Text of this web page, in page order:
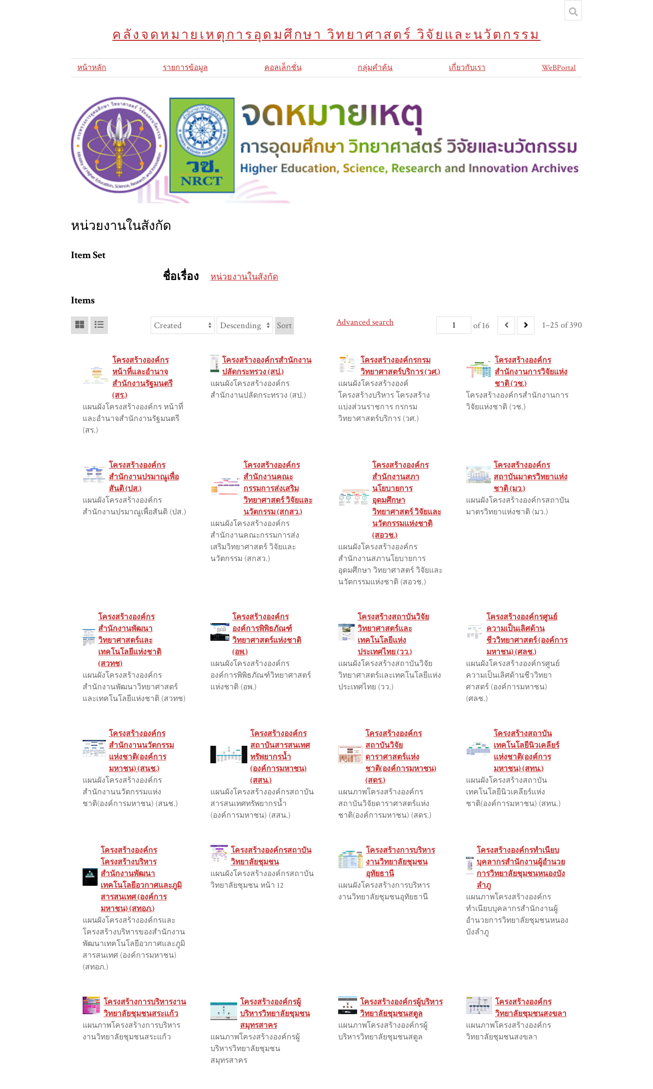
คลังจดหมายเหตุการอุดมศึกษา วิทยาศาสตร์ วิจัยและนวัตกรรม
หน้าหลัก รายการข้อมูล คอลเล็กชั่น กลุ่มคำค้น เกี่ยวกับเรา WeBPortal
หน่วยงานในสังกัด
Item Set
ชื่อเรื่อง หน่วยงานในสังกัด
Items
of 16 1–25 of 390
Advanced search
Sort
โครงสร้างองค์กร
หน้าที่และอำนาจ
สำนักงานรัฐมนตรี
(สร.)
แผนผังโครงสร้างองค์กร หน้าที่
และอำนาจสำนักงานรัฐมนตรี
(สร.)
โครงสร้างองค์กรสำนักงาน
ปลัดกระทรวง (สป.)
แผนผังโครงสร้างองค์กร
สำนักงานปลัดกระทรวง (สป.)
โครงสร้างองค์กรกรม
วิทยาศาสตร์บริการ (วศ.)
แผนผังโครงสร้างองค์
โครงสร้างบริหาร โครงสร้าง
แบ่งส่วนราชการ กรกรม
วิทยาศาสตร์บริการ (วศ.)
โครงสร้างองค์กร
สำนักงานการวิจัยแห่ง
ชาติ (วช.)
โครงสร้างองค์กรสำนักงานการ
วิจัยแห่งชาติ (วช.)
โครงสร้างองค์กร
สำนักงานปรมาณูเพื่อ
สันติ (ปส.)
แผนผังโครงสร้างองค์กร
สำนักงานปรมาณูเพื่อสันติ (ปส.)
โครงสร้างองค์กร
สำนักงานคณะ
กรรมการส่งเสริม
วิทยาศาสตร์ วิจัยและ
นวัตกรรม (สกสว.)
แผนผังโครงสร้างองค์กร
สำนักงานคณะกรรมการส่ง
เสริมวิทยาศาสตร์ วิจัยและ
นวัตกรรม (สกสว.)
โครงสร้างองค์กร
สำนักงานสภา
นโยบายการ
อุดมศึกษา
วิทยาศาสตร์ วิจัยและ
นวัตกรรมแห่งชาติ
(สอวช.)
แผนผังโครงสร้างองค์กร
สำนักงานสภานโยบายการ
อุดมศึกษา วิทยาศาสตร์ วิจัยและ
นวัตกรรมแห่งชาติ (สอวช.)
โครงสร้างองค์กร
สถาบันมาตรวิทยาแห่ง
ชาติ (มว.)
แผนผังโครงสร้างองค์กรสถาบัน
มาตรวิทยาแห่งชาติ (มว.)
โครงสร้างองค์กร
สำนักงานพัฒนา
วิทยาศาสตร์และ
เทคโนโลยีแห่งชาติ
(สวทช)
แผนผังโครงสร้างองค์กร
สำนักงานพัฒนาวิทยาศาสตร์
และเทคโนโลยีแห่งชาติ (สวทช)
โครงสร้างองค์กร
องค์การพิพิธภัณฑ์
วิทยาศาสตร์แห่งชาติ
(อพ.)
แผนผังโครงสร้างองค์กร
องค์การพิพิธภัณฑ์วิทยาศาสตร์
แห่งชาติ (อพ.)
โครงสร้างสถาบันวิจัย
วิทยาศาสตร์และ
เทคโนโลยีแห่ง
ประเทศไทย (วว.)
แผนผังโครงสร้างสถาบันวิจัย
วิทยาศาสตร์และเทคโนโลยีแห่ง
ประเทศไทย (วว.)
โครงสร้างองค์กรศูนย์
ความเป็นเลิศด้าน
ชีววิทยาศาสตร์ (องค์การ
มหาชน) (ศลช.)
แผนผังโครงสร้างองค์กรศูนย์
ความเป็นเลิศด้านชีววิทยา
ศาสตร์ (องค์การมหาชน)
(ศลช.)
โครงสร้างองค์กร
สำนักงานนวัตกรรม
แห่งชาติ(องค์การ
มหาชน) (สนช.)
แผนผังโครงสร้างองค์กร
สำนักงานนวัตกรรมแห่ง
ชาติ(องค์การมหาชน) (สนช.)
โครงสร้างองค์กร
สถาบันสารสนเทศ
ทรัพยากรน้ำ
(องค์การมหาชน)
(สสน.)
แผนผังโครงสร้างองค์กรสถาบัน
สารสนเทศทรัพยากรน้ำ
(องค์การมหาชน) (สสน.)
โครงสร้างองค์กร
สถาบันวิจัย
ดาราศาสตร์แห่ง
ชาติ(องค์การมหาชน)
(สดร.)
แผนภาพโครงสร้างองค์กร
สถาบันวิจัยดาราศาสตร์แห่ง
ชาติ(องค์การมหาชน) (สดร.)
โครงสร้างสถาบัน
เทคโนโลยีนิวเคลียร์
แห่งชาติ(องค์การ
มหาชน) (สทน.)
แผนผังโครงสร้างสถาบัน
เทคโนโลยีนิวเคลียร์แห่ง
ชาติ(องค์การมหาชน) (สทน.)
โครงสร้างองค์กร
โครงสร้างบริหาร
สำนักงานพัฒนา
เทคโนโลยีอวกาศและภูมิ
สารสนเทศ (องค์การ
มหาชน) (สทอภ.)
แผนผังโครงสร้างองค์กรและ
โครงสร้างบริหารของสำนักงาน
พัฒนาเทคโนโลยีอวกาศและภูมิ
สารสนเทศ (องค์การมหาชน)
(สทอภ.)
โครงสร้างองค์กรสถาบัน
วิทยาลัยชุมชน
แผนผังโครงสร้างองค์กรสถาบัน
วิทยาลัยชุมชน หน้า 12
โครงสร้างการบริหาร
งานวิทยาลัยชุมชน
อุทัยธานี
แผนผังโครงสร้างการบริหาร
งานวิทยาลัยชุมชนอุทัยธานี
โครงสร้างองค์กรทำเนียบ
บุคลากรสำนักงานผู้อำนวย
การวิทยาลัยชุมชนหนองบัง
ลำภู
แผนภาพโครงสร้างองค์กร
ทำเนียบบุคลากรสำนักงานผู้
อำนวยการวิทยาลัยชุมชนหนอง
บังลำภู
โครงสร้างการบริหารงาน
วิทยาลัยชุมชนสระแก้ว
แผนภาพโครงสร้างการบริหาร
งานวิทยาลัยชุมชนสระแก้ว
โครงสร้างองค์กรผู้
บริหารวิทยาลัยชุมชน
สมุทรสาคร
แผนภาพโครงสร้างองค์กรผู้
บริหารวิทยาลัยชุมชน
สมุทรสาคร
โครงสร้างองค์กรผู้บริหาร
วิทยาลัยชุมชนสตูล
แผนภาพโครงสร้างองค์กรผู้
บริหารวิทยาลัยชุมชนสตูล
โครงสร้างองค์กร
วิทยาลัยชุมชนสงขลา
แผนภาพโครงสร้างองค์กร
วิทยาลัยชุมชนสงขลา